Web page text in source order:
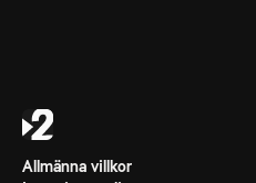
Allmänna villkor